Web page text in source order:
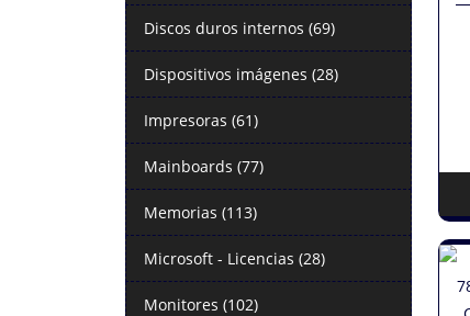
Discos duros internos (69)
Dispositivos imágenes (28)
Impresoras (61)
Mainboards (77)
Memorias (113)
Microsoft - Licencias (28)
Monitores (102)